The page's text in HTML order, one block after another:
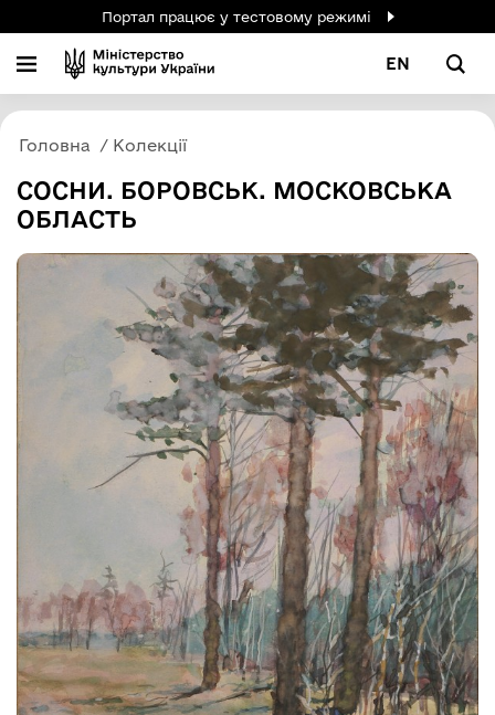
Портал працює у тестовому режимі
EN
Головна Колекції
CОСНИ. БОРОВСЬК. МОСКОВСЬКА
ОБЛАСТЬ